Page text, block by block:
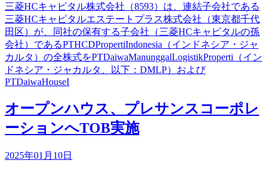
三菱HCキャピタル株式会社（8593）は、連結子会社である
三菱HCキャピタルエステートプラス株式会社（東京都千代
田区）が、同社の保有する子会社（三菱HCキャピタルの孫
会社）であるPTHCDPropertiIndonesia（インドネシア・ジャ
カルタ）の全株式をPTDaiwaManunggalLogistikProperti（イン
ドネシア・ジャカルタ、以下：DMLP）および
PTDaiwaHouseI
オープンハウス、プレサンスコーポレ
ーションへTOB実施
2025年01月10日